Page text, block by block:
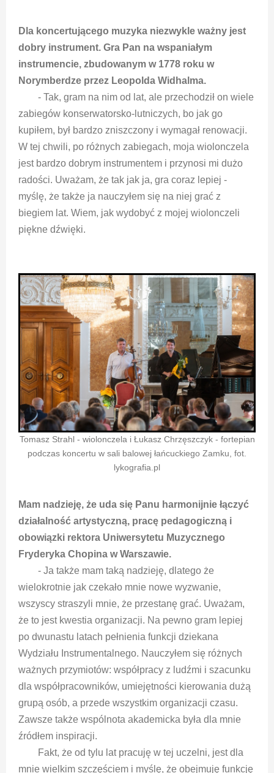
Dla koncertującego muzyka niezwykle ważny jest
dobry instrument. Gra Pan na wspaniałym
instrumencie, zbudowanym w 1778 roku w
Norymberdze przez Leopolda Widhalma.
- Tak, gram na nim od lat, ale przechodził on wiele
zabiegów konserwatorsko-lutniczych, bo jak go
kupiłem, był bardzo zniszczony i wymagał renowacji.
W tej chwili, po różnych zabiegach, moja wiolonczela
jest bardzo dobrym instrumentem i przynosi mi dużo
radości. Uważam, że tak jak ja, gra coraz lepiej -
myślę, że także ja nauczyłem się na niej grać z
biegiem lat. Wiem, jak wydobyć z mojej wiolonczeli
piękne dźwięki.
Tomasz Strahl - wiolonczela i Łukasz Chrzęszczyk - fortepian
podczas koncertu w sali balowej łańcuckiego Zamku, fot.
lykografia.pl
Mam nadzieję, że uda się Panu harmonijnie łączyć
działalność artystyczną, pracę pedagogiczną i
obowiązki rektora Uniwersytetu Muzycznego
Fryderyka Chopina w Warszawie.
- Ja także mam taką nadzieję, dlatego że
wielokrotnie jak czekało mnie nowe wyzwanie,
wszyscy straszyli mnie, że przestanę grać. Uważam,
że to jest kwestia organizacji. Na pewno gram lepiej
po dwunastu latach pełnienia funkcji dziekana
Wydziału Instrumentalnego. Nauczyłem się różnych
ważnych przymiotów: współpracy z ludźmi i szacunku
dla współpracowników, umiejętności kierowania dużą
grupą osób, a przede wszystkim organizacji czasu.
Zawsze także wspólnota akademicka była dla mnie
źródłem inspiracji.
Fakt, że od tylu lat pracuję w tej uczelni, jest dla
mnie wielkim szczęściem i myślę, że obejmuję funkcję